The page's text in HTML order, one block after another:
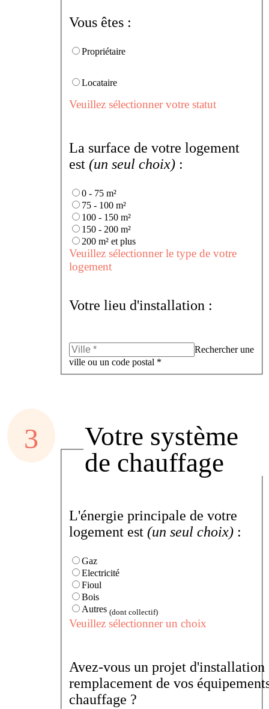
Vous êtes :
Propriétaire
Locataire
Veuillez sélectionner votre statut
La surface de votre logement
est(un seul choix) :
0 - 75 m²
75 - 100 m²
100 - 150 m²
150 - 200 m²
200 m² et plus
Veuillez sélectionner le type de votre
logement
Votre lieu d'installation :
Rechercher une
ville ou un code postal *
Votre système
de chauffage
L'énergie principale de votre
logement est(un seul choix) :
Gaz
Electricité
Fioul
Bois
Autres(dont collectif)
Veuillez sélectionner un choix
Avez-vous un projet d'installation
remplacement de vos
chauffage ?